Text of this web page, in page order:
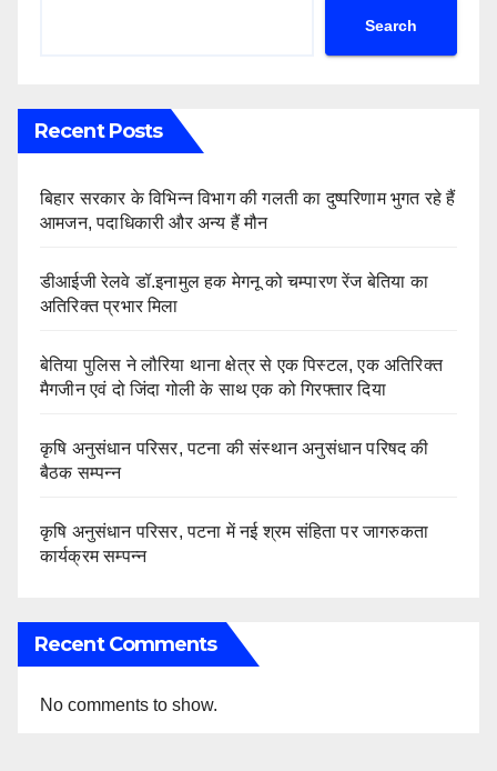
Search
Recent Posts
बिहार सरकार के विभिन्न विभाग की गलती का दुष्परिणाम भुगत रहे हैं
आमजन, पदाधिकारी और अन्य हैं मौन
डीआईजी रेलवे डॉ.इनामुल हक मेगनू को चम्पारण रेंज बेतिया का
अतिरिक्त प्रभार मिला
बेतिया पुलिस ने लौरिया थाना क्षेत्र से एक पिस्टल, एक अतिरिक्त
मैगजीन एवं दो जिंदा गोली के साथ एक को गिरफ्तार दिया
कृषि अनुसंधान परिसर, पटना की संस्थान अनुसंधान परिषद की
बैठक सम्पन्न
कृषि अनुसंधान परिसर, पटना में नई श्रम संहिता पर जागरुकता
कार्यक्रम सम्पन्न
Recent Comments
No comments to show.